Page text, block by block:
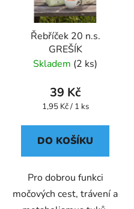
Řebříček 20 n.s.
GREŠÍK
Skladem (2 ks)
39 Kč
Měrná
1,95 Kč / 1 ks
DO KOŠÍKU
Pro dobrou funkci
močových cest, trávení a